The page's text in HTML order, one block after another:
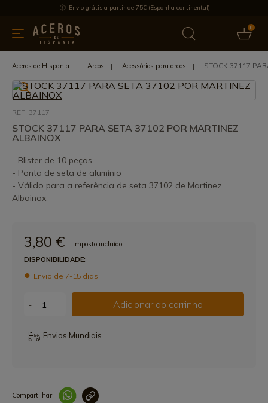
Envio grátis a partir de 75€ (Espanha continental)
0
& Utensílios de cozinha Oferece Últimas notícias
Aceros de Hispania Arcos Acessórios para arcos STOCK 37117
REF: 37117
STOCK 37117 PARA SETA 37102 POR MARTINEZ
ALBAINOX
- Blister de 10 peças
- Ponta de seta de alumínio
- Válido para a referência de seta 37102 de Martinez
Albainox
3,80 €
Imposto incluído
DISPONIBILIDADE:
Envio de 7-15 dias
- + Adicionar ao carrinho
Envios Mundiais
Compartilhar